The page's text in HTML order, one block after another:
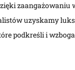
zaangażowaniu
uzyskamy
podkreśli i